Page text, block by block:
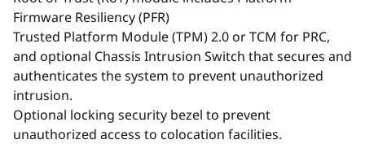
Firmware Resiliency (PFR)
Trusted Platform Module (TPM) 2.0 or TCM for PRC,
and optional Chassis Intrusion Switch that secures and
authenticates the system to prevent unauthorized
intrusion.
Optional locking security bezel to prevent
unauthorized access to colocation facilities.